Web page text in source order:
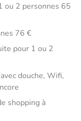
ou 2 personnes 65
76 €
pour 1 ou 2
douche, Wifi,
shopping à